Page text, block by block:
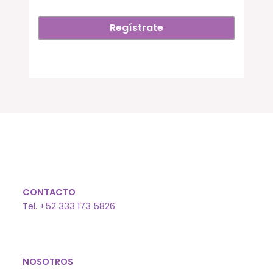
CONTACTO
Tel. +52 333 173 5826
NOSOTROS